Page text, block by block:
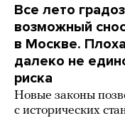
Все лето
возможный
в Москве.
далеко не
риска
Новые законы
с исторических